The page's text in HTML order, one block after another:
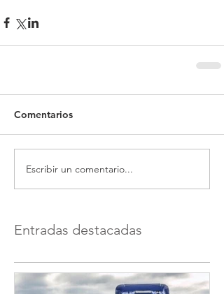
Comentarios
Escribir un comentario...
Entradas destacadas